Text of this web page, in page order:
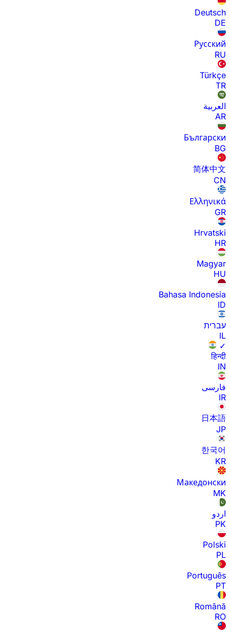
Deutsch
DE
Русский
RU
Türkçe
TR
العربية
AR
Български
BG
简体中文
CN
Ελληνικά
GR
Hrvatski
HR
Magyar
HU
Bahasa Indonesia
ID
עברית
IL
✓
हिन्दी
IN
فارسی
IR
日本語
JP
한국어
KR
Македонски
MK
اردو
PK
Polski
PL
Português
PT
Română
RO